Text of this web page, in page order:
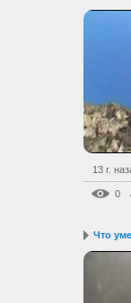
13 г.
0
Что